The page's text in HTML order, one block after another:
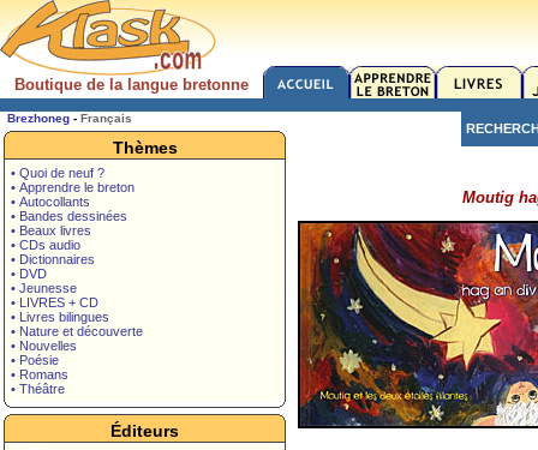
Boutique de la langue bretonne
Brezhoneg - Français
Thèmes
• Quoi de neuf ?
• Apprendre le breton
• Autocollants
• Bandes dessinées
• Beaux livres
• CDs audio
• Dictionnaires
• DVD
• Jeunesse
• LIVRES + CD
• Livres bilingues
• Nature et découverte
• Nouvelles
• Poésie
• Romans
• Théâtre
Éditeurs
Moutig